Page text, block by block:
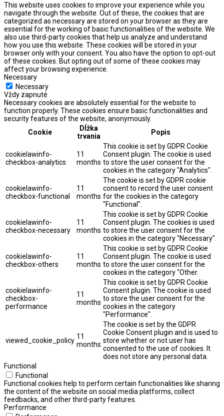
This website uses cookies to improve your experience while you
navigate through the website. Out of these, the cookies that are
categorized as necessary are stored on your browser as they are
essential for the working of basic functionalities of the website. We
also use third-party cookies that help us analyze and understand
how you use this website. These cookies will be stored in your
browser only with your consent. You also have the option to opt-out
of these cookies. But opting out of some of these cookies may
affect your browsing experience.
Necessary
Necessary
Vždy zapnuté
Necessary cookies are absolutely essential for the website to
function properly. These cookies ensure basic functionalities and
security features of the website, anonymously.
Cookie
Dĺžka
trvania
Popis
cookielawinfo-
checkbox-analytics
11
months
This cookie is set by GDPR Cookie
Consent plugin. The cookie is used
to store the user consent for the
cookies in the category "Analytics".
cookielawinfo-
checkbox-functional
11
months
The cookie is set by GDPR cookie
consent to record the user consent
for the cookies in the category
"Functional".
cookielawinfo-
checkbox-necessary
11
months
This cookie is set by GDPR Cookie
Consent plugin. The cookies is used
to store the user consent for the
cookies in the category "Necessary".
cookielawinfo-
checkbox-others
11
months
This cookie is set by GDPR Cookie
Consent plugin. The cookie is used
to store the user consent for the
cookies in the category "Other.
cookielawinfo-
checkbox-
performance
11
months
This cookie is set by GDPR Cookie
Consent plugin. The cookie is used
to store the user consent for the
cookies in the category
"Performance".
viewed_cookie_policy 11
months
The cookie is set by the GDPR
Cookie Consent plugin and is used to
store whether or not user has
consented to the use of cookies. It
does not store any personal data.
Functional
Functional
Functional cookies help to perform certain functionalities like sharing
the content of the website on social media platforms, collect
feedbacks, and other third-party features.
Performance